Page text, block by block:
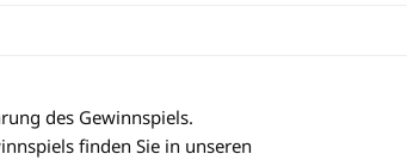
des Gewinnspiels.
finden Sie in unseren